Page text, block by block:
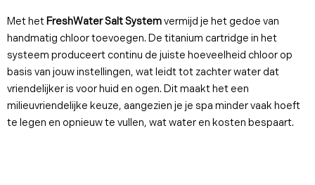
Met het FreshWater Salt Systemvermijd je het gedoe van
handmatig chloor toevoegen. De titanium cartridge in het
systeem produceert continu de juiste hoeveelheid chloor op
basis van jouw instellingen, wat leidt tot zachter water dat
vriendelijker is voor huid en ogen. Dit maakt het een
milieuvriendelijke keuze, aangezien je je spa minder vaak hoeft
te legen en opnieuw te vullen, wat water en kosten bespaart.